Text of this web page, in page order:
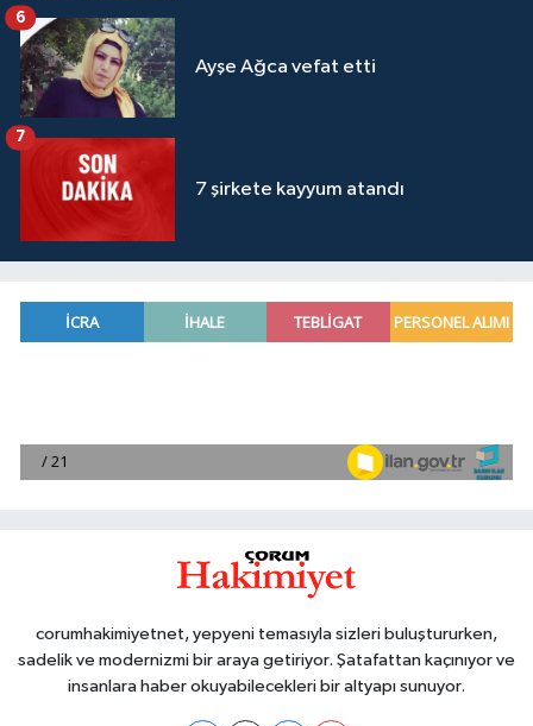
Ayşe Ağca vefat etti
6
7 şirkete kayyum atandı
7
corumhakimiyetnet, yepyeni temasıyla sizleri buluştururken,
sadelik ve modernizmi bir araya getiriyor. Şatafattan kaçınıyor ve
insanlara haber okuyabilecekleri bir altyapı sunuyor.